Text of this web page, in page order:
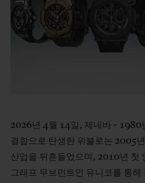
2026년 4월 14일, 제네바 – 1980
결합으로 탄생한 위블로는 2005
산업을 뒤흔들었으며, 2010년 첫
그래프 무브먼트인 유니코를 통해
빅뱅
썸머 멀티 컬러 세라믹 피치 세라믹
휴블로티스타 및 연장 보증
무료 배송 & 반품